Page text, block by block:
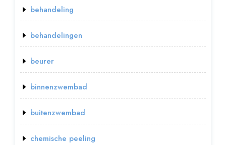
behandeling
behandelingen
beurer
binnenzwembad
buitenzwembad
chemische peeling